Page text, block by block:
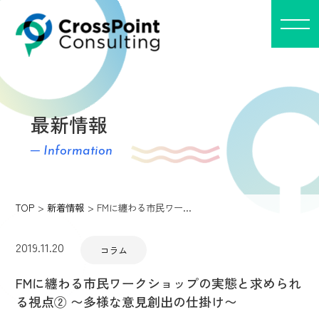
最新情報
─ Information
TOP 新着情報 FMに纏わる市民ワー…
2019.11.20 コラム
FMに纏わる市民ワークショップの実態と求められ
る視点② 〜多様な意見創出の仕掛け〜